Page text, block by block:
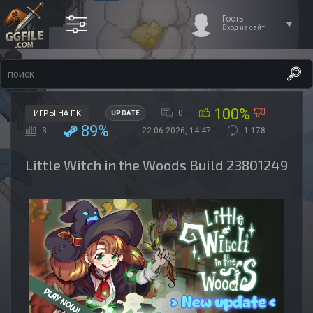
Гость
Вход на сайт
ИГРЫ НА ПК UPDATE 0 100%
3 89% 22-06-2026, 14:47 1 178
Little Witch in the Woods Build 23801249